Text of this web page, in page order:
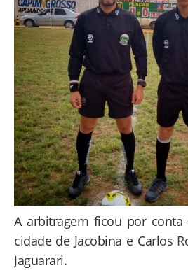
A arbitragem ficou por conta
cidade de Jacobina e Carlos
Jaguarari.